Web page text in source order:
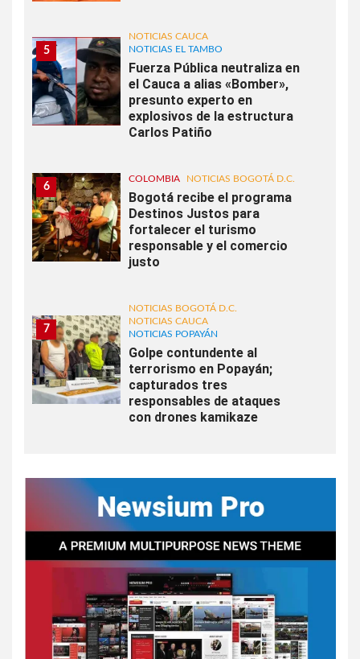
5
NOTICIAS CAUCA
NOTICIAS EL TAMBO
Fuerza Pública neutraliza en
el Cauca a alias «Bomber»,
presunto experto en
explosivos de la estructura
Carlos Patiño
6
COLOMBIA NOTICIAS BOGOTÁ D.C.
Bogotá recibe el programa
Destinos Justos para
fortalecer el turismo
responsable y el comercio
justo
7
NOTICIAS BOGOTÁ D.C.
NOTICIAS CAUCA
NOTICIAS POPAYÁN
Golpe contundente al
terrorismo en Popayán;
capturados tres
responsables de ataques
con drones kamikaze